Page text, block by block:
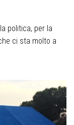
politica, per la
ci sta molto a